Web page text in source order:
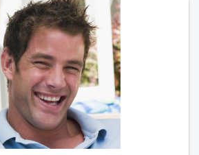
la complicité et l’envie
Si tu apprécies les échanges
et la simplicité, alors peut-être
se croiser.